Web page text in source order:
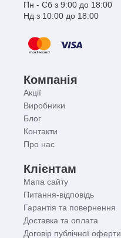
Пн - Сб з 9:00 до 18:00
Нд з 10:00 до 18:00
Компанія
Акції
Виробники
Блог
Контакти
Про нас
Клієнтам
Мапа сайту
Питання-відповідь
Гарантія та повернення
Доставка та оплата
Договір публічної оферти